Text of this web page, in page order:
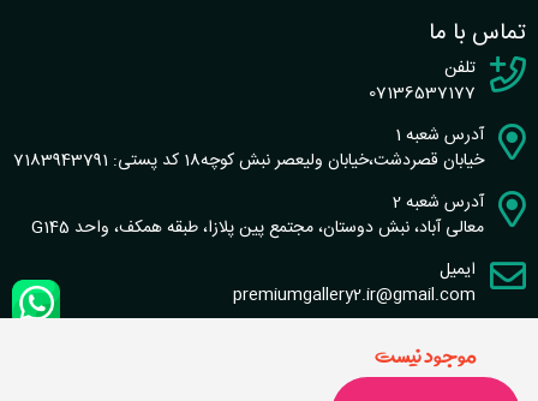
موجود نیست
تماس با ما
تلفن
07136537177
آدرس شعبه 1
خیابان قصردشت،خیابان ولیعصر نبش کوچه18 کد پستی: 7183943791
آدرس شعبه 2
معالی آباد، نبش دوستان، مجتمع پین پلازا، طبقه همکف، واحد G145
ایمیل
premiumgallery2.ir@gmail.com